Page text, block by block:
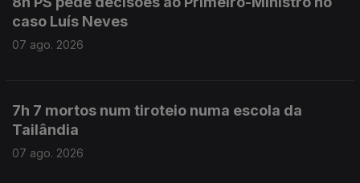
caso Luís Neves
07 ago. 2026
7h 7 mortos num tiroteio numa escola da
Tailândia
07 ago. 2026